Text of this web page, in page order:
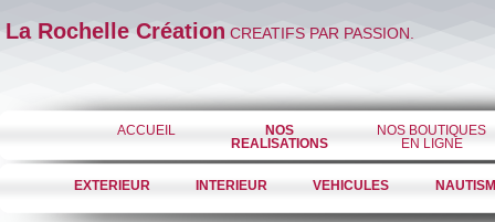
La Rochelle Création CREATIFS PAR PASSION.
ACCUEIL
NOS
REALISATIONS
NOS BOUTIQUES
EN LIGNE
EXTERIEUR INTERIEUR VEHICULES